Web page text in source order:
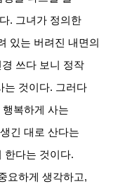
. 그녀가 정의한
있는 버려진 내면의
쓰다 보니 정작
는 것이다. 그러다
행복하게 사는
생긴 대로 산다는
한다는 것이다.
요하게 생각하고,